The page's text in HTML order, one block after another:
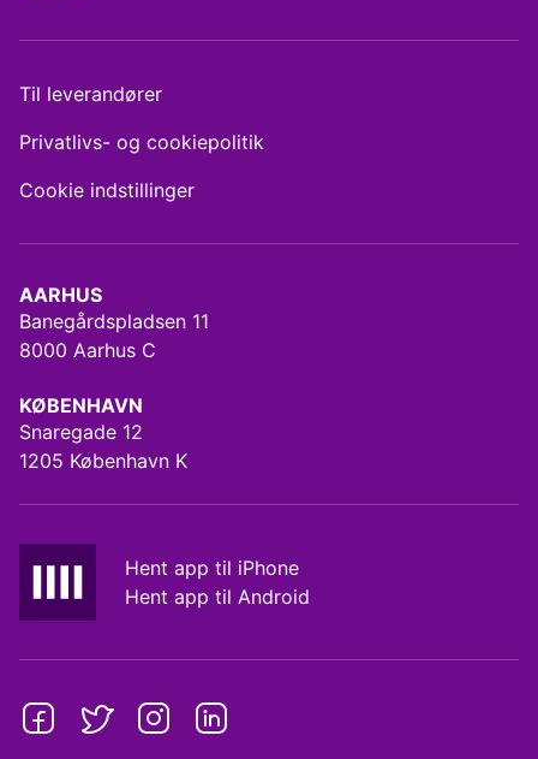
AARHUS
Banegårdspladsen 11
8000 Aarhus C
KØBENHAVN
Snaregade 12
1205 København K
Hent app til iPhone
Hent app til Android
Til leverandører
Privatlivs- og cookiepolitik
Cookie indstillinger